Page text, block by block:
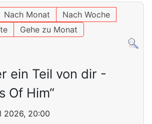
Nach Monat
Nach Woche
Gehe zu Monat
ein Teil von dir -
Of Him“
2026, 20:00